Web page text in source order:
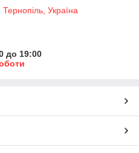
Україна
до 19:00